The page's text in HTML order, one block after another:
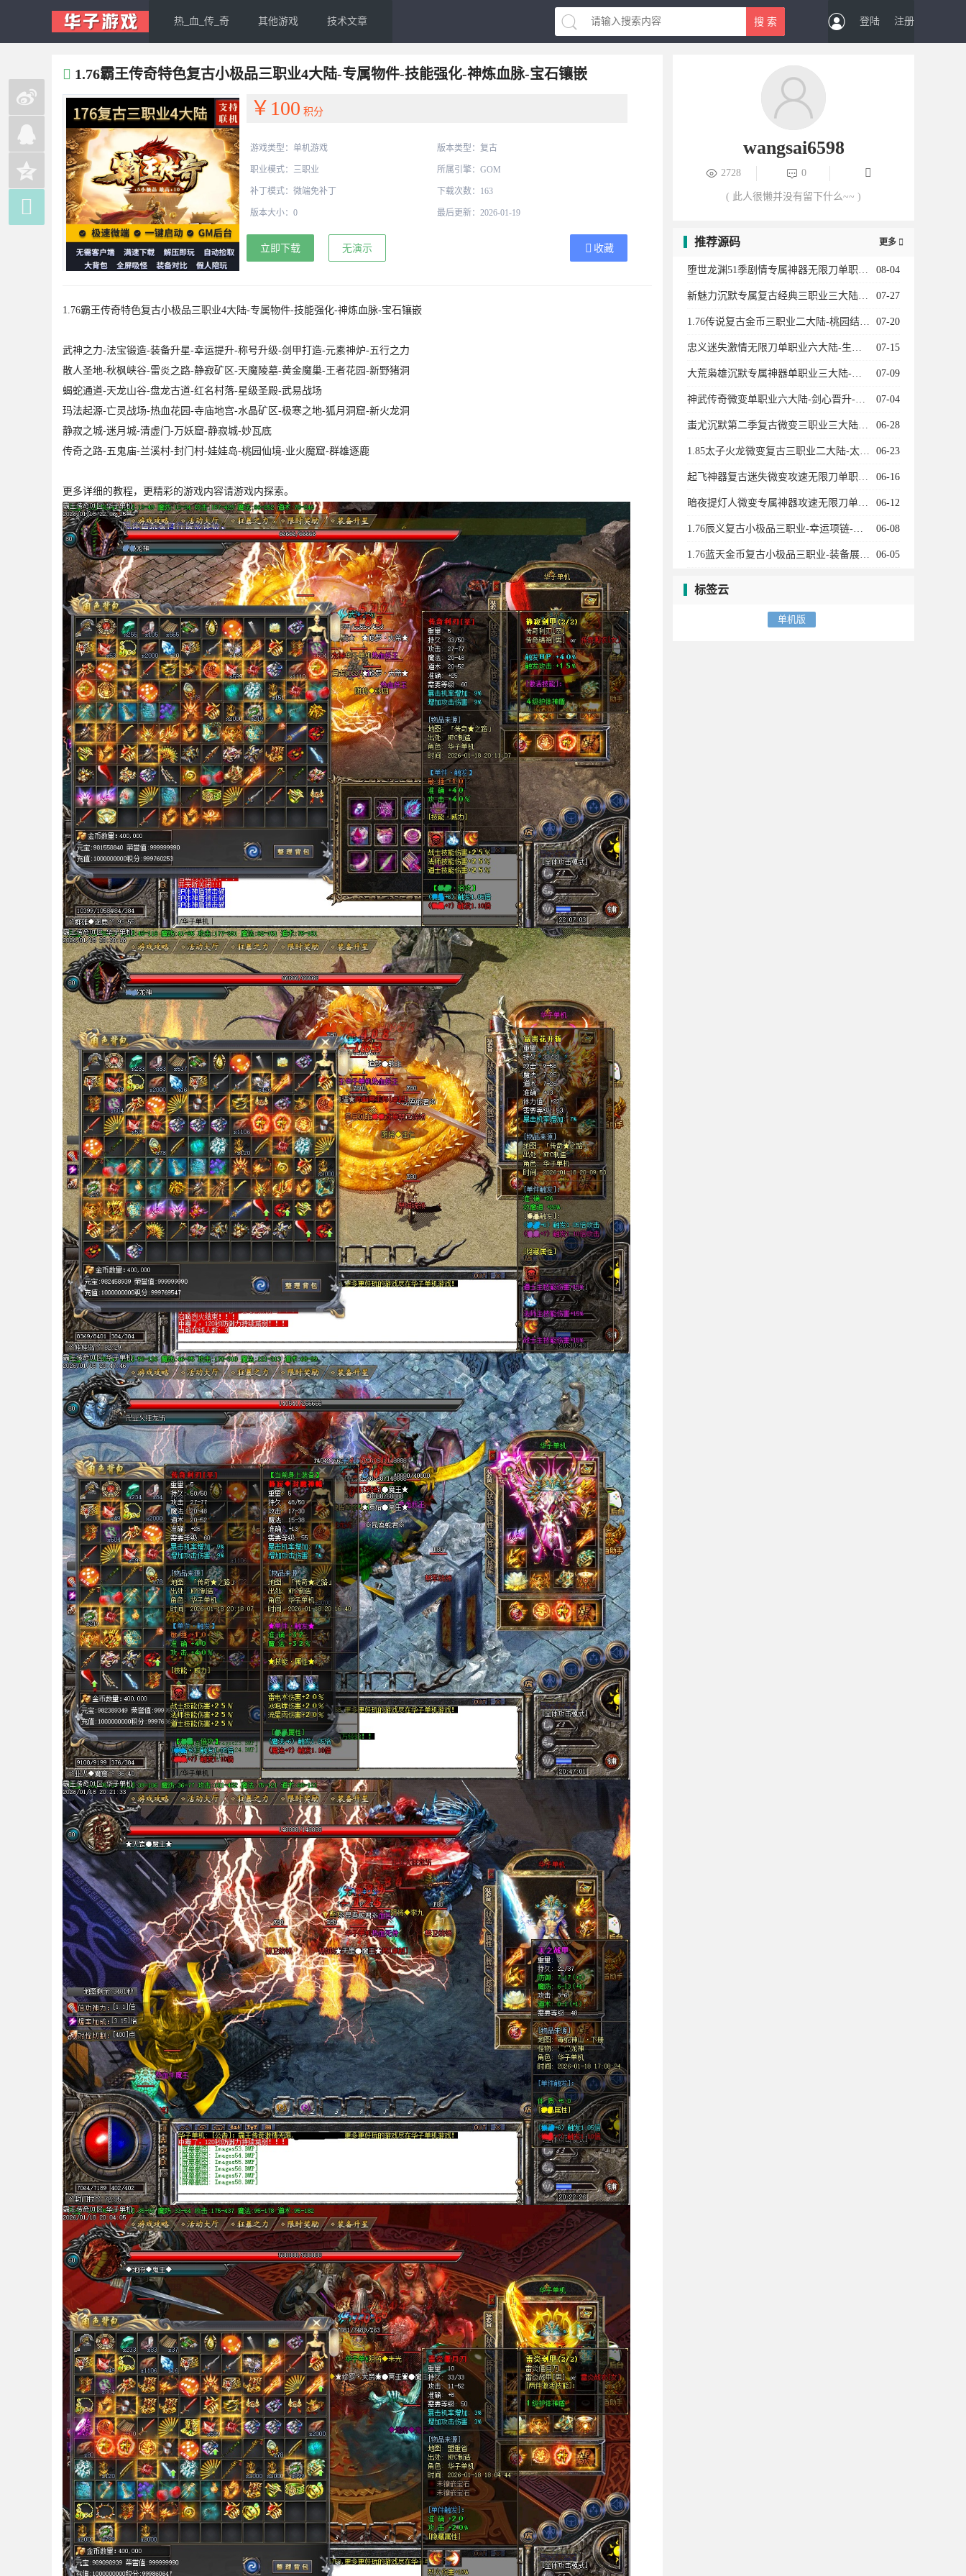
热_血_传_奇 其他游戏 技术文章 登陆 注册
1.76霸王传奇特色复古小极品三职业4大陆-专属物件-技能强化-神炼血脉-宝石镶嵌
￥100 积分
游戏类型：单机游戏 版本类型：复古
职业模式：三职业 所属引擎：GOM
补丁模式：微端免补丁 下载次数：163
版本大小：0 最后更新：2026-01-19
立即下载 无演示 收藏
1.76霸王传奇特色复古小极品三职业4大陆-专属物件-技能强化-神炼血脉-宝石镶嵌
武神之力-法宝锻造-装备升星-幸运提升-称号升级-剑甲打造-元素神炉-五行之力
散人圣地-秋枫峡谷-雷炎之路-静寂矿区-天魔陵墓-黄金魔巢-王者花园-新野猪洞
蝎蛇通道-天龙山谷-盘龙古道-红名村落-星级圣殿-武易战场
玛法起源-亡灵战场-热血花园-寺庙地宫-水晶矿区-极寒之地-狐月洞窟-新火龙洞
静寂之城-迷月城-清虚门-万妖窟-静寂城-妙瓦底
传奇之路-五鬼庙-兰溪村-封门村-娃娃岛-桃园仙境-业火魔窟-群雄逐鹿
更多详细的教程，更精彩的游戏内容请游戏内探索。
wangsai6598
2728 0
( 此人很懒并没有留下什么~~ )
更多 
推荐源码
08-04
堕世龙渊51季剧情专属神器无限刀单职业12大陆-勋章升级-骑士团-装备强化-BUFF系统
07-27
新魅力沉默专属复古经典三职业三大陆-法师宝宝-专属副本-卡牌收集-天师神荼-英雄圣碑
07-20
1.76传说复古金币三职业二大陆-桃园结义-传说女儿国-龍的传人-衣服互换-复古龙珠
07-15
忠义迷失激情无限刀单职业六大陆-生肖-魂骨-灵宠-召唤葫芦娃-龙宫探宝-星空棋局
07-09
大荒枭雄沉默专属神器单职业三大陆-宠物系统-装备加星-神兵阁-装备附魔-魔器融合
07-04
神武传奇微变单职业六大陆-剑心晋升-天赋觉醒-十二生肖-剑甲强化-天书奇录-剑甲BUFF
06-28
蚩尤沉默第二季复古微变三职业三大陆-神宠进化-生肖合成-技能强化-称号晋升-神机子
06-23
1.85太子火龙微变复古三职业二大陆-太子神珠-生命之源-天书使者-特殊锻造
06-16
起飞神器复古迷失微变攻速无限刀单职业11大陆-进阶礼包-召唤神兽-剑甲强化-特戒大师
06-12
暗夜提灯人微变专属神器攻速无限刀单职业五大陆-神兽空间-生肖强化-历练成佛
06-08
1.76辰义复古小极品三职业-幸运项链-武器炼化-皇榜回收
06-05
1.76蓝天金币复古小极品三职业-装备展示-蓝天衣服-武林至尊-黄金神兵
标签云
单机版
